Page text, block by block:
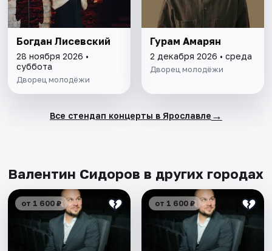
Богдан Лисевский
28 ноября 2026 •
суббота
Дворец молодёжи
Гурам Амарян
2 декабря 2026 • среда
Дворец молодёжи
Все стендап концерты в Ярославле →
Валентин Сидоров в других городах
от 1 600 ₽ от 1 600 ₽